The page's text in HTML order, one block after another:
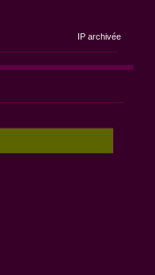
IP archivée